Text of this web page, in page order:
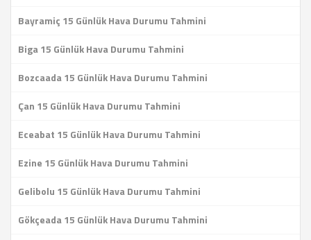
Bayramiç 15 Günlük Hava Durumu Tahmini
Biga 15 Günlük Hava Durumu Tahmini
Bozcaada 15 Günlük Hava Durumu Tahmini
Çan 15 Günlük Hava Durumu Tahmini
Eceabat 15 Günlük Hava Durumu Tahmini
Ezine 15 Günlük Hava Durumu Tahmini
Gelibolu 15 Günlük Hava Durumu Tahmini
Gökçeada 15 Günlük Hava Durumu Tahmini